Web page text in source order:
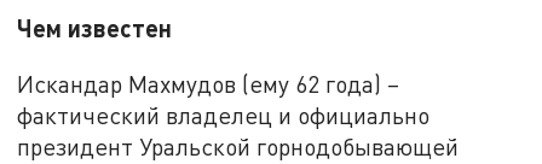
Чем известен
Искандар Махмудов (ему 62 года) –
фактический владелец и официально
президент Уральской горнодобывающей